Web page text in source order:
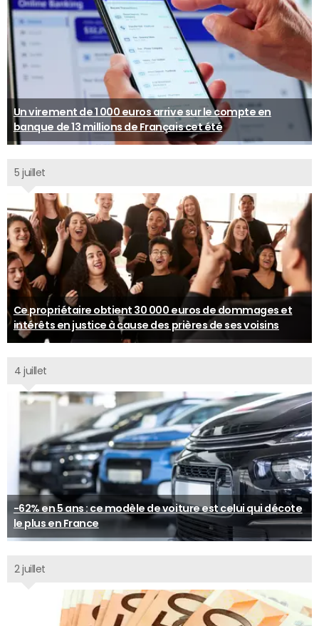
Un virement de 1 000 euros arrive sur le compte en
banque de 13 millions de Français cet été
5 juillet
Ce propriétaire obtient 30 000 euros de dommages et
intérêts en justice à cause des prières de ses voisins
4 juillet
-62% en 5 ans : ce modèle de voiture est celui qui décote
le plus en France
2 juillet